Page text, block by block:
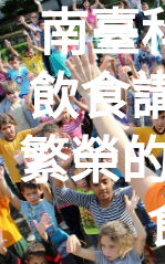
南臺
飲食
繁榮